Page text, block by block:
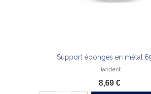
Support éponges en métal
larident
8,69 €